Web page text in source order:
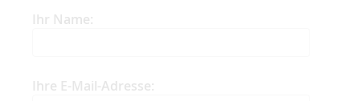
Ihr Name:
Ihre E-Mail-Adresse: